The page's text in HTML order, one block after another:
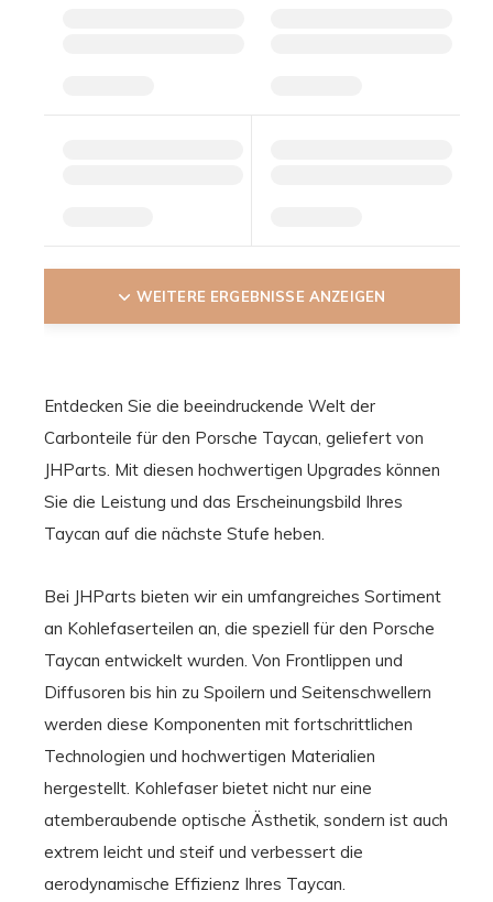
WEITERE ERGEBNISSE ANZEIGEN
Entdecken Sie die beeindruckende Welt der
Carbonteile für den Porsche Taycan, geliefert von
JHParts. Mit diesen hochwertigen Upgrades können
Sie die Leistung und das Erscheinungsbild Ihres
Taycan auf die nächste Stufe heben.
Bei JHParts bieten wir ein umfangreiches Sortiment
an Kohlefaserteilen an, die speziell für den Porsche
Taycan entwickelt wurden. Von Frontlippen und
Diffusoren bis hin zu Spoilern und Seitenschwellern
werden diese Komponenten mit fortschrittlichen
Technologien und hochwertigen Materialien
hergestellt. Kohlefaser bietet nicht nur eine
atemberaubende optische Ästhetik, sondern ist auch
extrem leicht und steif und verbessert die
aerodynamische Effizienz Ihres Taycan.